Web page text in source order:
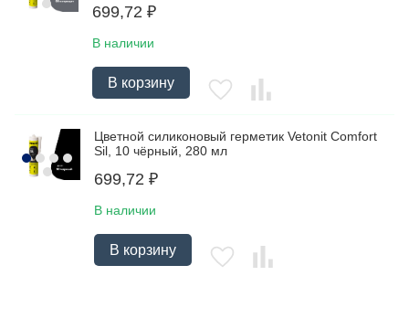
699,72 ₽
В наличии
В корзину
Цветной силиконовый герметик Vetonit Comfort
Sil, 10 чёрный, 280 мл
699,72 ₽
В наличии
В корзину